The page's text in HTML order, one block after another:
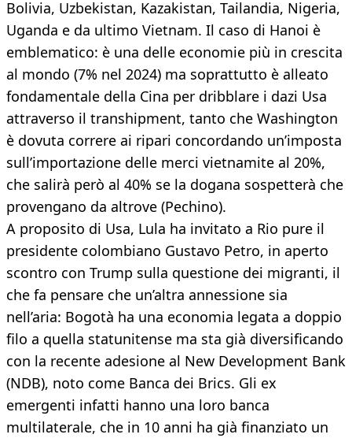
Bolivia, Uzbekistan, Kazakistan, Tailandia, Nigeria,
Uganda e da ultimo Vietnam. Il caso di Hanoi è
emblematico: è una delle economie più in crescita
al mondo (7% nel 2024) ma soprattutto è alleato
fondamentale della Cina per dribblare i dazi Usa
attraverso il transhipment, tanto che Washington
è dovuta correre ai ripari concordando un’imposta
sull’importazione delle merci vietnamite al 20%,
che salirà però al 40% se la dogana sospetterà che
provengano da altrove (Pechino).
A proposito di Usa, Lula ha invitato a Rio pure il
presidente colombiano Gustavo Petro, in aperto
scontro con Trump sulla questione dei migranti, il
che fa pensare che un’altra annessione sia
nell’aria: Bogotà ha una economia legata a doppio
filo a quella statunitense ma sta già diversificando
con la recente adesione al New Development Bank
(NDB), noto come Banca dei Brics. Gli ex
emergenti infatti hanno una loro banca
multilaterale, che in 10 anni ha già finanziato un